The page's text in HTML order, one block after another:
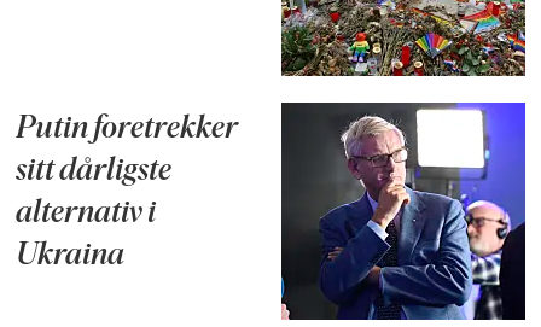
Putin foretrekker
sitt dårligste
alternativ i
Ukraina